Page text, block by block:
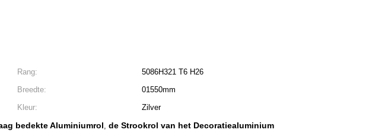
Rang:
5086H321 T6 H26
Breedte:
01550mm
Kleur:
Zilver
bedekte Aluminiumrol, de Strookrol van het Decoratiealuminium